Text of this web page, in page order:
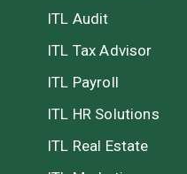
ITL Audit
ITL Tax Advisor
ITL Payroll
ITL HR Solutions
ITL Real Estate